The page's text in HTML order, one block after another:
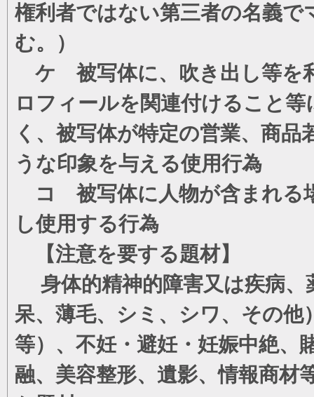
権利者ではない第三者の名義
む。）
ケ 被写体に、吹き出し等を
ロフィールを関連付けること
く、被写体が特定の営業、商
うな印象を与える使用行為
コ 被写体に人物が含まれる
し使用する行為
【注意を要する題材】
身体的精神的障害又は疾病、
呆、薄毛、シミ、シワ、その他
等）、不妊・避妊・妊娠中絶、
融、美容整形、遺影、情報商材